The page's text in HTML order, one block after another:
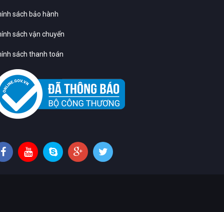
sách bảo hành
sách vận chuyển
sách thanh toán